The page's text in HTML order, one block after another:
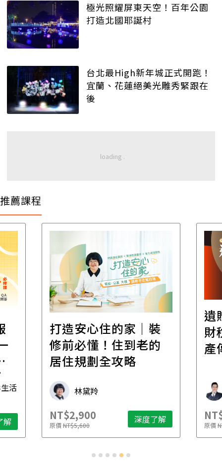
極光照耀屏東天空！百年公園
打造北國耶誕村
台北最High新年城正式開跑！
宜蘭、花蓮絕美光雕秀緊跟在
後
推薦課程
活
解
打造安心住的家｜裝
修前必懂！住到老的
居住規劃全攻略
林黛羚
NT$2,900
原價NT$5,600 深度了解
遺
財
產
原價